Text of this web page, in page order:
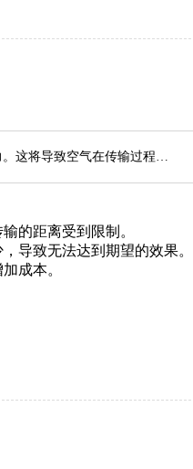
。这将导致空气在传输过程…
的距离受到限制。
导致无法达到期望的效果。
成本。